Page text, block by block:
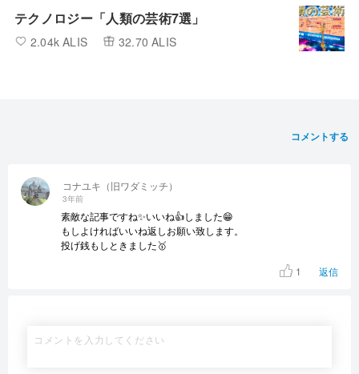
テクノロジー「人類の芸術7選」
2.04k ALIS 32.70 ALIS
コメントする
コナユキ（旧ワダミッチ）
3年前
素敵な記事ですね✨いいね👍しました😁
もしよければいいね返しお願い致します。
投げ銭もしときました🥇
1
返信